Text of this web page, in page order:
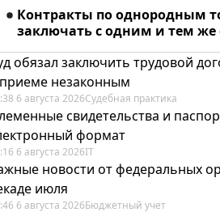
Контракты по однородным
заключать с одним и тем
обязал заключить трудовой
незаконным
6 августа 2026Судебная практика
свидетельства и
формат
6 августа 2026IT
новости от федеральных
июля
6 августа 2026Бюджетный учет